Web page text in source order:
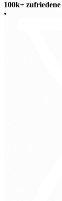
100k+ zufriedene
•